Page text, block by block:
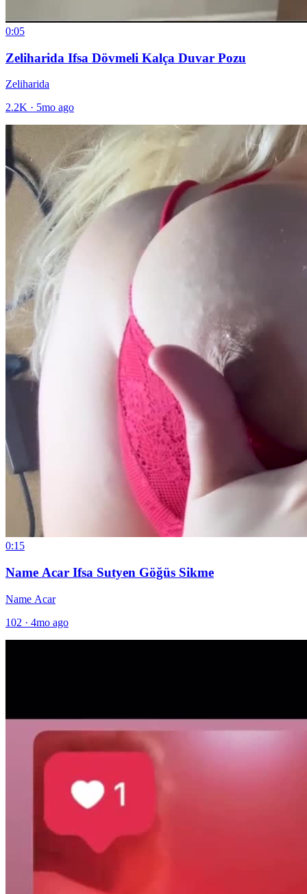
0:05
Zeliharida Ifsa Dövmeli Kalça Duvar Pozu
Zeliharida
2.2K · 5mo ago
0:15
Name Acar Ifsa Sutyen Göğüs Sikme
Name Acar
102 · 4mo ago